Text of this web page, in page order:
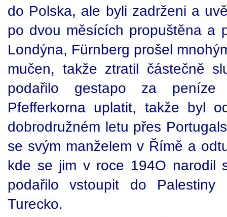
do Polska, ale byli zadrženi a
po dvou měsících propuštěna a
Londýna, Fürnberg prošel
mučen, takže ztratil částečně
podařilo gestapo za peníze
Pfefferkorna uplatit, takže byl
dobrodružném letu přes
se svým manželem v Římě a
kde se jim v roce 194O narodil
podařilo vstoupit do
Turecko.